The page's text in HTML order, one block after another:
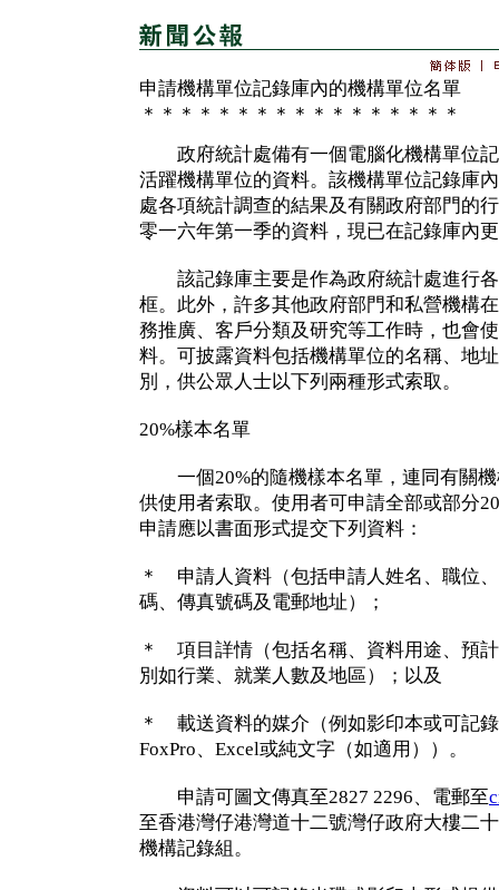
申請機構單位記錄庫內的機構單位名單
＊＊＊＊＊＊＊＊＊＊＊＊＊＊＊＊＊
政府統計處備有一個電腦化機構單位記
活躍機構單位的資料。該機構單位記錄庫
處各項統計調查的結果及有關政府部門的
零一六年第一季的資料，現已在記錄庫內
該記錄庫主要是作為政府統計處進行各
框。此外，許多其他政府部門和私營機構
務推廣、客戶分類及研究等工作時，也會
料。可披露資料包括機構單位的名稱、地
別，供公眾人士以下列兩種形式索取。
20%樣本名單
一個20%的隨機樣本名單，連同有關機
供使用者索取。使用者可申請全部或部分
申請應以書面形式提交下列資料：
＊ 申請人資料（包括申請人姓名、職位
碼、傳真號碼及電郵地址）；
＊ 項目詳情（包括名稱、資料用途、預
別如行業、就業人數及地區）；以及
＊ 載送資料的媒介（例如影印本或可記
FoxPro、Excel或純文字（如適用））。
申請可圖文傳真至2827 2296、電郵至
至香港灣仔港灣道十二號灣仔政府大樓二
機構記錄組。